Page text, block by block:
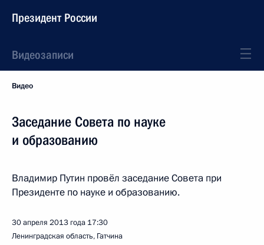
Президент России
Видеозаписи
Видео
Заседание Совета по науке
и образованию
Владимир Путин провёл заседание Совета при
Президенте по науке и образованию.
30 апреля 2013 года 17:30
Ленинградская область, Гатчина